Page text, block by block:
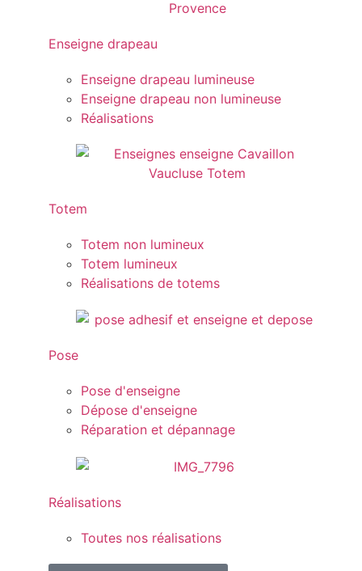
Enseigne drapeau
Enseigne drapeau lumineuse
Enseigne drapeau non lumineuse
Réalisations
Totem
Totem non lumineux
Totem lumineux
Réalisations de totems
Pose
Pose d'enseigne
Dépose d'enseigne
Réparation et dépannage
Réalisations
Toutes nos réalisations